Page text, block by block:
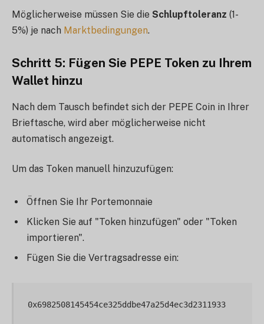
Möglicherweise müssen Sie die Schlupftoleranz (1-
5%) je nach Marktbedingungen.
Schritt 5: Fügen Sie PEPE Token zu Ihrem
Wallet hinzu
Nach dem Tausch befindet sich der PEPE Coin in Ihrer
Brieftasche, wird aber möglicherweise nicht
automatisch angezeigt.
Um das Token manuell hinzuzufügen:
Öffnen Sie Ihr Portemonnaie
Klicken Sie auf "Token hinzufügen" oder "Token
importieren".
Fügen Sie die Vertragsadresse ein: